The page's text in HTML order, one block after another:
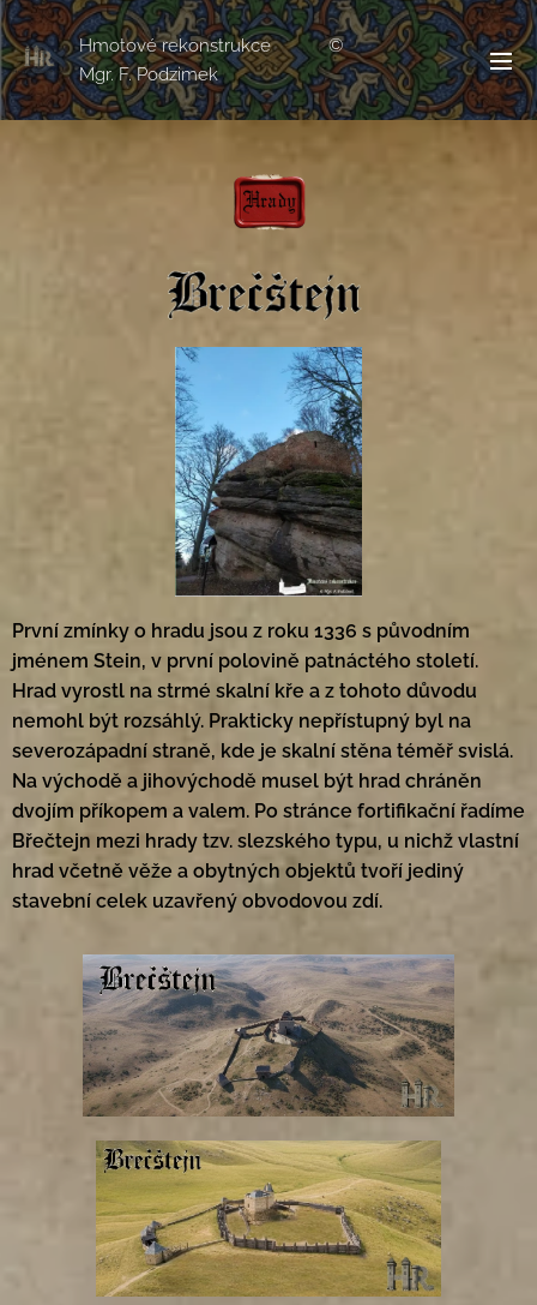
Hmotové rekonstrukce ©
Mgr. F. Podzimek
První zmínky o hradu jsou z roku 1336 s původním
jménem Stein, v první polovině patnáctého století.
Hrad vyrostl na strmé skalní kře a z tohoto důvodu
nemohl být rozsáhlý. Prakticky nepřístupný byl na
severozápadní straně, kde je skalní stěna téměř svislá.
Na východě a jihovýchodě musel být hrad chráněn
dvojím příkopem a valem. Po stránce fortifikační řadíme
Břečtejn mezi hrady tzv. slezského typu, u nichž vlastní
hrad včetně věže a obytných objektů tvoří jediný
stavební celek uzavřený obvodovou zdí.